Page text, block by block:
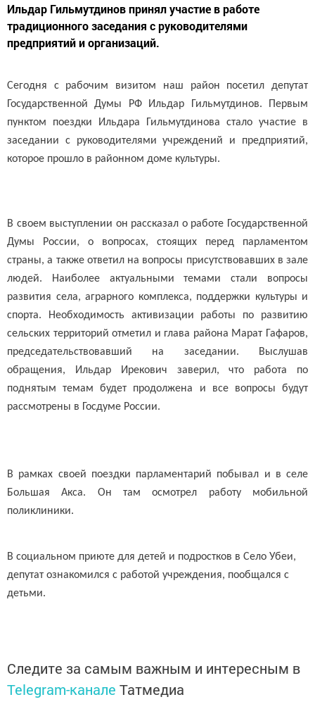
Ильдар Гильмутдинов принял участие в работе
традиционного заседания с руководителями
предприятий и организаций.
Сегодня с рабочим визитом наш район посетил депутат
Государственной Думы РФ Ильдар Гильмутдинов. Первым
пунктом поездки Ильдара Гильмутдинова стало участие в
заседании с руководителями учреждений и предприятий,
которое прошло в районном доме культуры.
В своем выступлении он рассказал о работе Государственной
Думы России, о вопросах, стоящих перед парламентом
страны, а также ответил на вопросы присутствовавших в зале
людей. Наиболее актуальными темами стали вопросы
развития села, аграрного комплекса, поддержки культуры и
спорта. Необходимость активизации работы по развитию
сельских территорий отметил и глава района Марат Гафаров,
председательствовавший на заседании. Выслушав
обращения, Ильдар Ирекович заверил, что работа по
поднятым темам будет продолжена и все вопросы будут
рассмотрены в Госдуме России.
В рамках своей поездки парламентарий побывал и в селе
Большая Акса. Он там осмотрел работу мобильной
поликлиники.
В социальном приюте для детей и подростков в Село Убеи,
депутат ознакомился с работой учреждения, пообщался с
детьми.
Следите за самым важным и интересным в
Telegram-канале Татмедиа